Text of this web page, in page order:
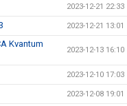
2023-12-21 22:33
2023-12-21 13:01
Kvantum
2023-12-13 16:10
2023-12-10 17:03
2023-12-08 19:01